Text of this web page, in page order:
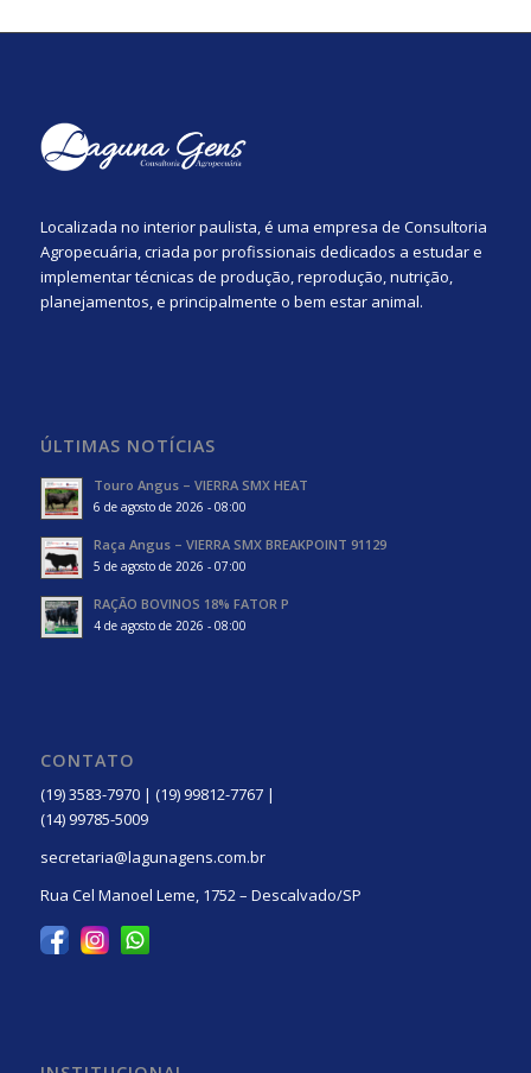
Localizada no interior paulista, é uma empresa de Consultoria
Agropecuária, criada por profissionais dedicados a estudar e
implementar técnicas de produção, reprodução, nutrição,
planejamentos, e principalmente o bem estar animal.
ÚLTIMAS NOTÍCIAS
Touro Angus – VIERRA SMX HEAT
6 de agosto de 2026 - 08:00
Raça Angus – VIERRA SMX BREAKPOINT 91129
5 de agosto de 2026 - 07:00
RAÇÃO BOVINOS 18% FATOR P
4 de agosto de 2026 - 08:00
CONTATO
(19) 3583-7970 | (19) 99812-7767 |
(14) 99785-5009
secretaria@lagunagens.com.br
Rua Cel Manoel Leme, 1752 – Descalvado/SP